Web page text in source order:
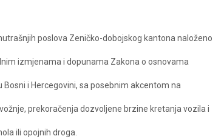
poslova Zeničko-dobojskog kantona naloženo
izmjenama i dopunama Zakona o osnovama
i Hercegovini, sa posebnim akcentom na
prekoračenja dozvoljene brzine kretanja vozila i
ili opojnih droga.